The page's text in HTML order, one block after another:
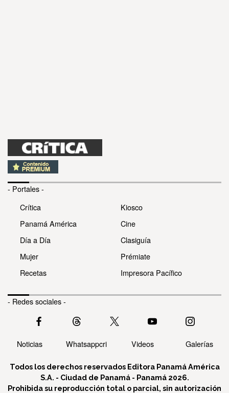
- Portales -
Crítica
Panamá América
Día a Día
Mujer
Recetas
Kiosco
Cine
Clasiguía
Prémiate
Impresora Pacífico
- Redes sociales -
Noticias Whatsappcri Videos Galerías
Todos los derechos reservados Editora Panamá América
S.A. - Ciudad de Panamá - Panamá 2026.
Prohibida su reproducción total o parcial, sin autorización